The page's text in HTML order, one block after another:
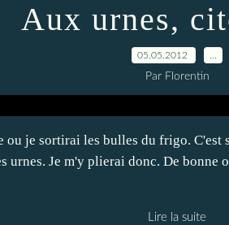
Aux urnes,
05.05.2012
Par Florentin
ou je sortirai les bulles du frigo. C'est
urnes. Je m'y plierai donc. De bonne
Lire la suite